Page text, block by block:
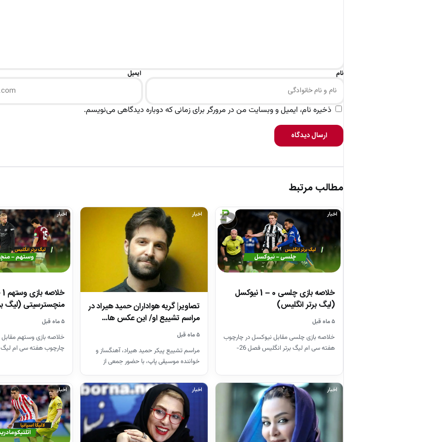
نام ایمیل
ذخیره نام، ایمیل و وبسایت من در مرورگر برای زمانی که دوباره دیدگاهی می‌نویسم.
ارسال دیدگاه
مطالب مرتبط
▶
اخبار
خلاصه بازی چلسی 0 – 1 نیوکسل
(لیگ برتر انگلیس)
۵ ماه قبل
خلاصه بازی چلسی مقابل نیوکسل در چارچوب
هفته سی ام لیگ برتر انگلیس فصل 26-
اخبار
تصاویر| گریه هواداران حمید هیراد در
مراسم تشییع او/ این عکس ها…
۵ ماه قبل
مراسم تشییع پیکر حمید هیراد، آهنگساز و
خواننده موسیقی پاپ، با حضور جمعی از
هنرمندان در قطعه هنرمندان…
اخبار
منچسترسیتی (لیگ
۵ ماه قبل
خلاصه بازی وستهم
چارچوب هفته سی ام
اخبار اخبار اخبار